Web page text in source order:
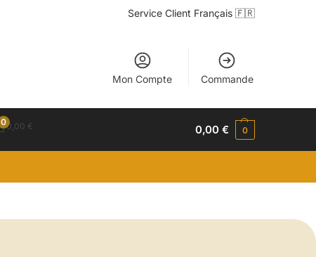
Service Client Français 🇫🇷
Mon Compte Commande
00,00 € 0,00€ 0